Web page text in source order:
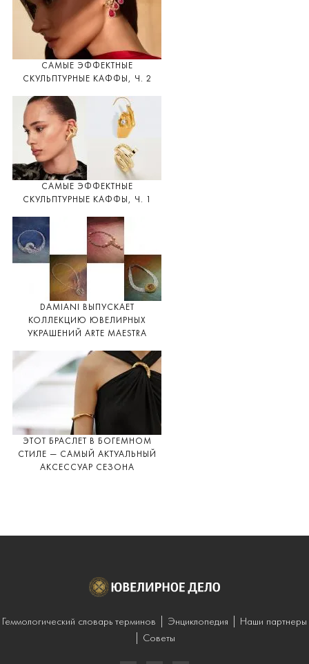
САМЫЕ ЭФФЕКТНЫЕ
СКУЛЬПТУРНЫЕ КАФФЫ, Ч. 2
САМЫЕ ЭФФЕКТНЫЕ
СКУЛЬПТУРНЫЕ КАФФЫ, Ч. 1
DAMIANI ВЫПУСКАЕТ
КОЛЛЕКЦИЮ ЮВЕЛИРНЫХ
УКРАШЕНИЙ ARTE MAESTRA
ЭТОТ БРАСЛЕТ В БОГЕМНОМ
СТИЛЕ — САМЫЙ АКТУАЛЬНЫЙ
АКСЕССУАР СЕЗОНА
Геммологический словарь терминов Энциклопедия
Наши партнеры
Советы